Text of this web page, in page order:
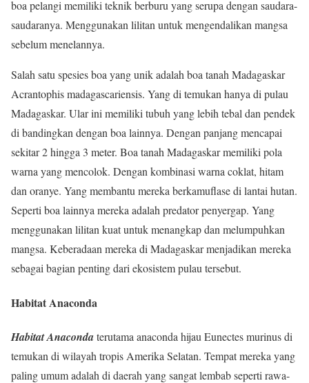
boa pelangi memiliki teknik berburu yang serupa dengan saudara-
saudaranya. Menggunakan lilitan untuk mengendalikan mangsa
sebelum menelannya.
Salah satu spesies boa yang unik adalah boa tanah Madagaskar
Acrantophis madagascariensis. Yang di temukan hanya di pulau
Madagaskar. Ular ini memiliki tubuh yang lebih tebal dan pendek
di bandingkan dengan boa lainnya. Dengan panjang mencapai
sekitar 2 hingga 3 meter. Boa tanah Madagaskar memiliki pola
warna yang mencolok. Dengan kombinasi warna coklat, hitam
dan oranye. Yang membantu mereka berkamuflase di lantai hutan.
Seperti boa lainnya mereka adalah predator penyergap. Yang
menggunakan lilitan kuat untuk menangkap dan melumpuhkan
mangsa. Keberadaan mereka di Madagaskar menjadikan mereka
sebagai bagian penting dari ekosistem pulau tersebut.
Habitat Anaconda
Habitat Anacondaterutama anaconda hijau Eunectes murinus di
temukan di wilayah tropis Amerika Selatan. Tempat mereka yang
paling umum adalah di daerah yang sangat lembab seperti rawa-